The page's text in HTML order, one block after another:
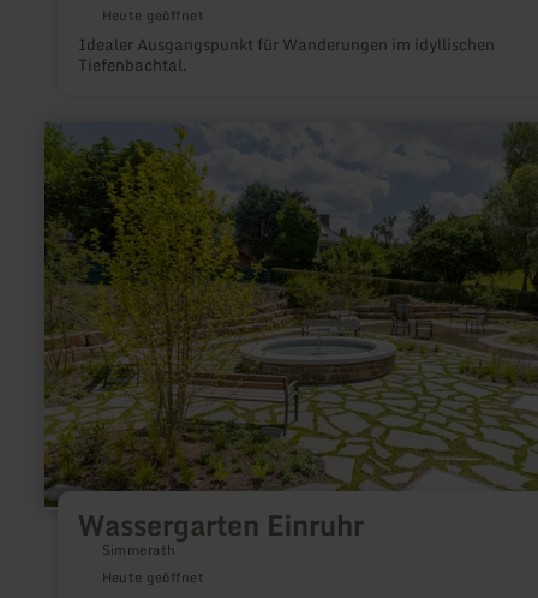
Heute geöffnet
Idealer Ausgangspunkt für Wanderungen im idyllischen
Tiefenbachtal.
Wassergarten Einruhr
Simmerath
Heute geöffnet
mehr
erfahren
zu:
Wassergarten
Einruhr